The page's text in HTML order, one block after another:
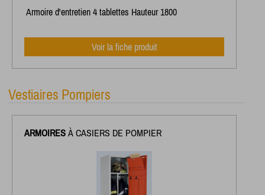
Armoire d'entretien 4 tablettes Hauteur 1800
Voir la fiche produit
Vestiaires Pompiers
ARMOIRES À CASIERS DE POMPIER